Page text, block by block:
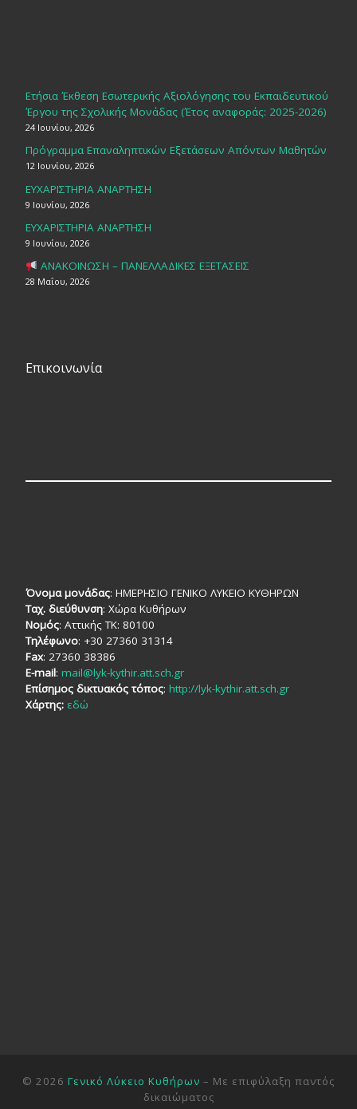
Ετήσια Έκθεση Εσωτερικής Αξιολόγησης του Εκπαιδευτικού
Έργου της Σχολικής Μονάδας (Έτος αναφοράς: 2025-2026)
24 Ιουνίου, 2026
Πρόγραμμα Επαναληπτικών Εξετάσεων Απόντων Μαθητών
12 Ιουνίου, 2026
ΕΥΧΑΡΙΣΤΗΡΙΑ ΑΝΑΡΤΗΣΗ
9 Ιουνίου, 2026
ΕΥΧΑΡΙΣΤΗΡΙΑ ΑΝΑΡΤΗΣΗ
9 Ιουνίου, 2026
ΑΝΑΚΟΙΝΩΣΗ – ΠΑΝΕΛΛΑΔΙΚΕΣ ΕΞΕΤΑΣΕΙΣ
28 Μαΐου, 2026
Επικοινωνία
Όνομα μονάδας: ΗΜΕΡΗΣΙΟ ΓΕΝΙΚΟ ΛΥΚΕΙΟ ΚΥΘΗΡΩΝ
Ταχ. διεύθυνση: Χώρα Κυθήρων
Νομός: Αττικής TK: 80100
Τηλέφωνο: +30 27360 31314
Fax: 27360 38386
E-mail: mail@lyk-kythir.att.sch.gr
Επίσημος δικτυακός τόπος: http://lyk-kythir.att.sch.gr
Χάρτης: εδώ
© 2026 Γενικό Λύκειο Κυθήρων – Με επιφύλαξη παντός
δικαιώματος